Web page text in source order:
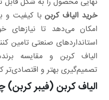
خرید الیاف کربنبا کیفیت و
امکان می‌دهد تا نیازهای
استانداردهای صنعتی تامین
الیاف کربن و مقایسه
تصمیم‌گیری بهتر و اقتصادی‌تر
الیاف کربن (فیبر